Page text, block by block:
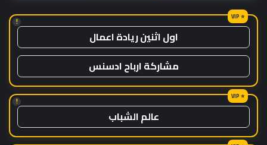
!
اول اثنين ريادة اعمال
مشاركة ارباح ادسنس
!
عالم الشباب